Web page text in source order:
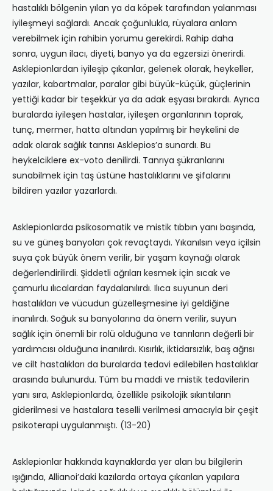
hastalıklı bölgenin yılan ya da köpek tarafından yalanması
iyileşmeyi sağlardı. Ancak çoğunlukla, rüyalara anlam
verebilmek için rahibin yorumu gerekirdi. Rahip daha
sonra, uygun ilacı, diyeti, banyo ya da egzersizi önerirdi.
Asklepionlardan iyileşip çıkanlar, gelenek olarak, heykeller,
yazılar, kabartmalar, paralar gibi büyük-küçük, güçlerinin
yettiği kadar bir teşekkür ya da adak eşyası bırakırdı. Ayrıca
buralarda iyileşen hastalar, iyileşen organlarının toprak,
tunç, mermer, hatta altından yapılmış bir heykelini de
adak olarak sağlık tanrısı Asklepios’a sunardı. Bu
heykelciklere ex-voto denilirdi. Tanrıya şükranlarını
sunabilmek için taş üstüne hastalıklarını ve şifalarını
bildiren yazılar yazarlardı.
Asklepionlarda psikosomatik ve mistik tıbbın yanı başında,
su ve güneş banyoları çok revaçtaydı. Yıkanılsın veya içilsin
suya çok büyük önem verilir, bir yaşam kaynağı olarak
değerlendirilirdi. Şiddetli ağrıları kesmek için sıcak ve
çamurlu ılıcalardan faydalanılırdı. Ilıca suyunun deri
hastalıkları ve vücudun güzelleşmesine iyi geldiğine
inanılırdı. Soğuk su banyolarına da önem verilir, suyun
sağlık için önemli bir rolü olduğuna ve tanrıların değerli bir
yardımcısı olduğuna inanılırdı. Kısırlık, iktidarsızlık, baş ağrısı
ve cilt hastalıkları da buralarda tedavi edilebilen hastalıklar
arasında bulunurdu. Tüm bu maddi ve mistik tedavilerin
yanı sıra, Asklepionlarda, özellikle psikolojik sıkıntıların
giderilmesi ve hastalara teselli verilmesi amacıyla bir çeşit
psikoterapi uygulanmıştı. (13-20)
Asklepionlar hakkında kaynaklarda yer alan bu bilgilerin
ışığında, Allianoi’daki kazılarda ortaya çıkarılan yapılara